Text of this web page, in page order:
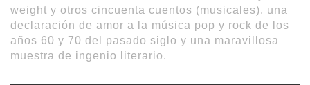
weight y otros cincuenta cuentos (musicales), una
declaración de amor a la música pop y rock de los
años 60 y 70 del pasado siglo y una maravillosa
muestra de ingenio literario.